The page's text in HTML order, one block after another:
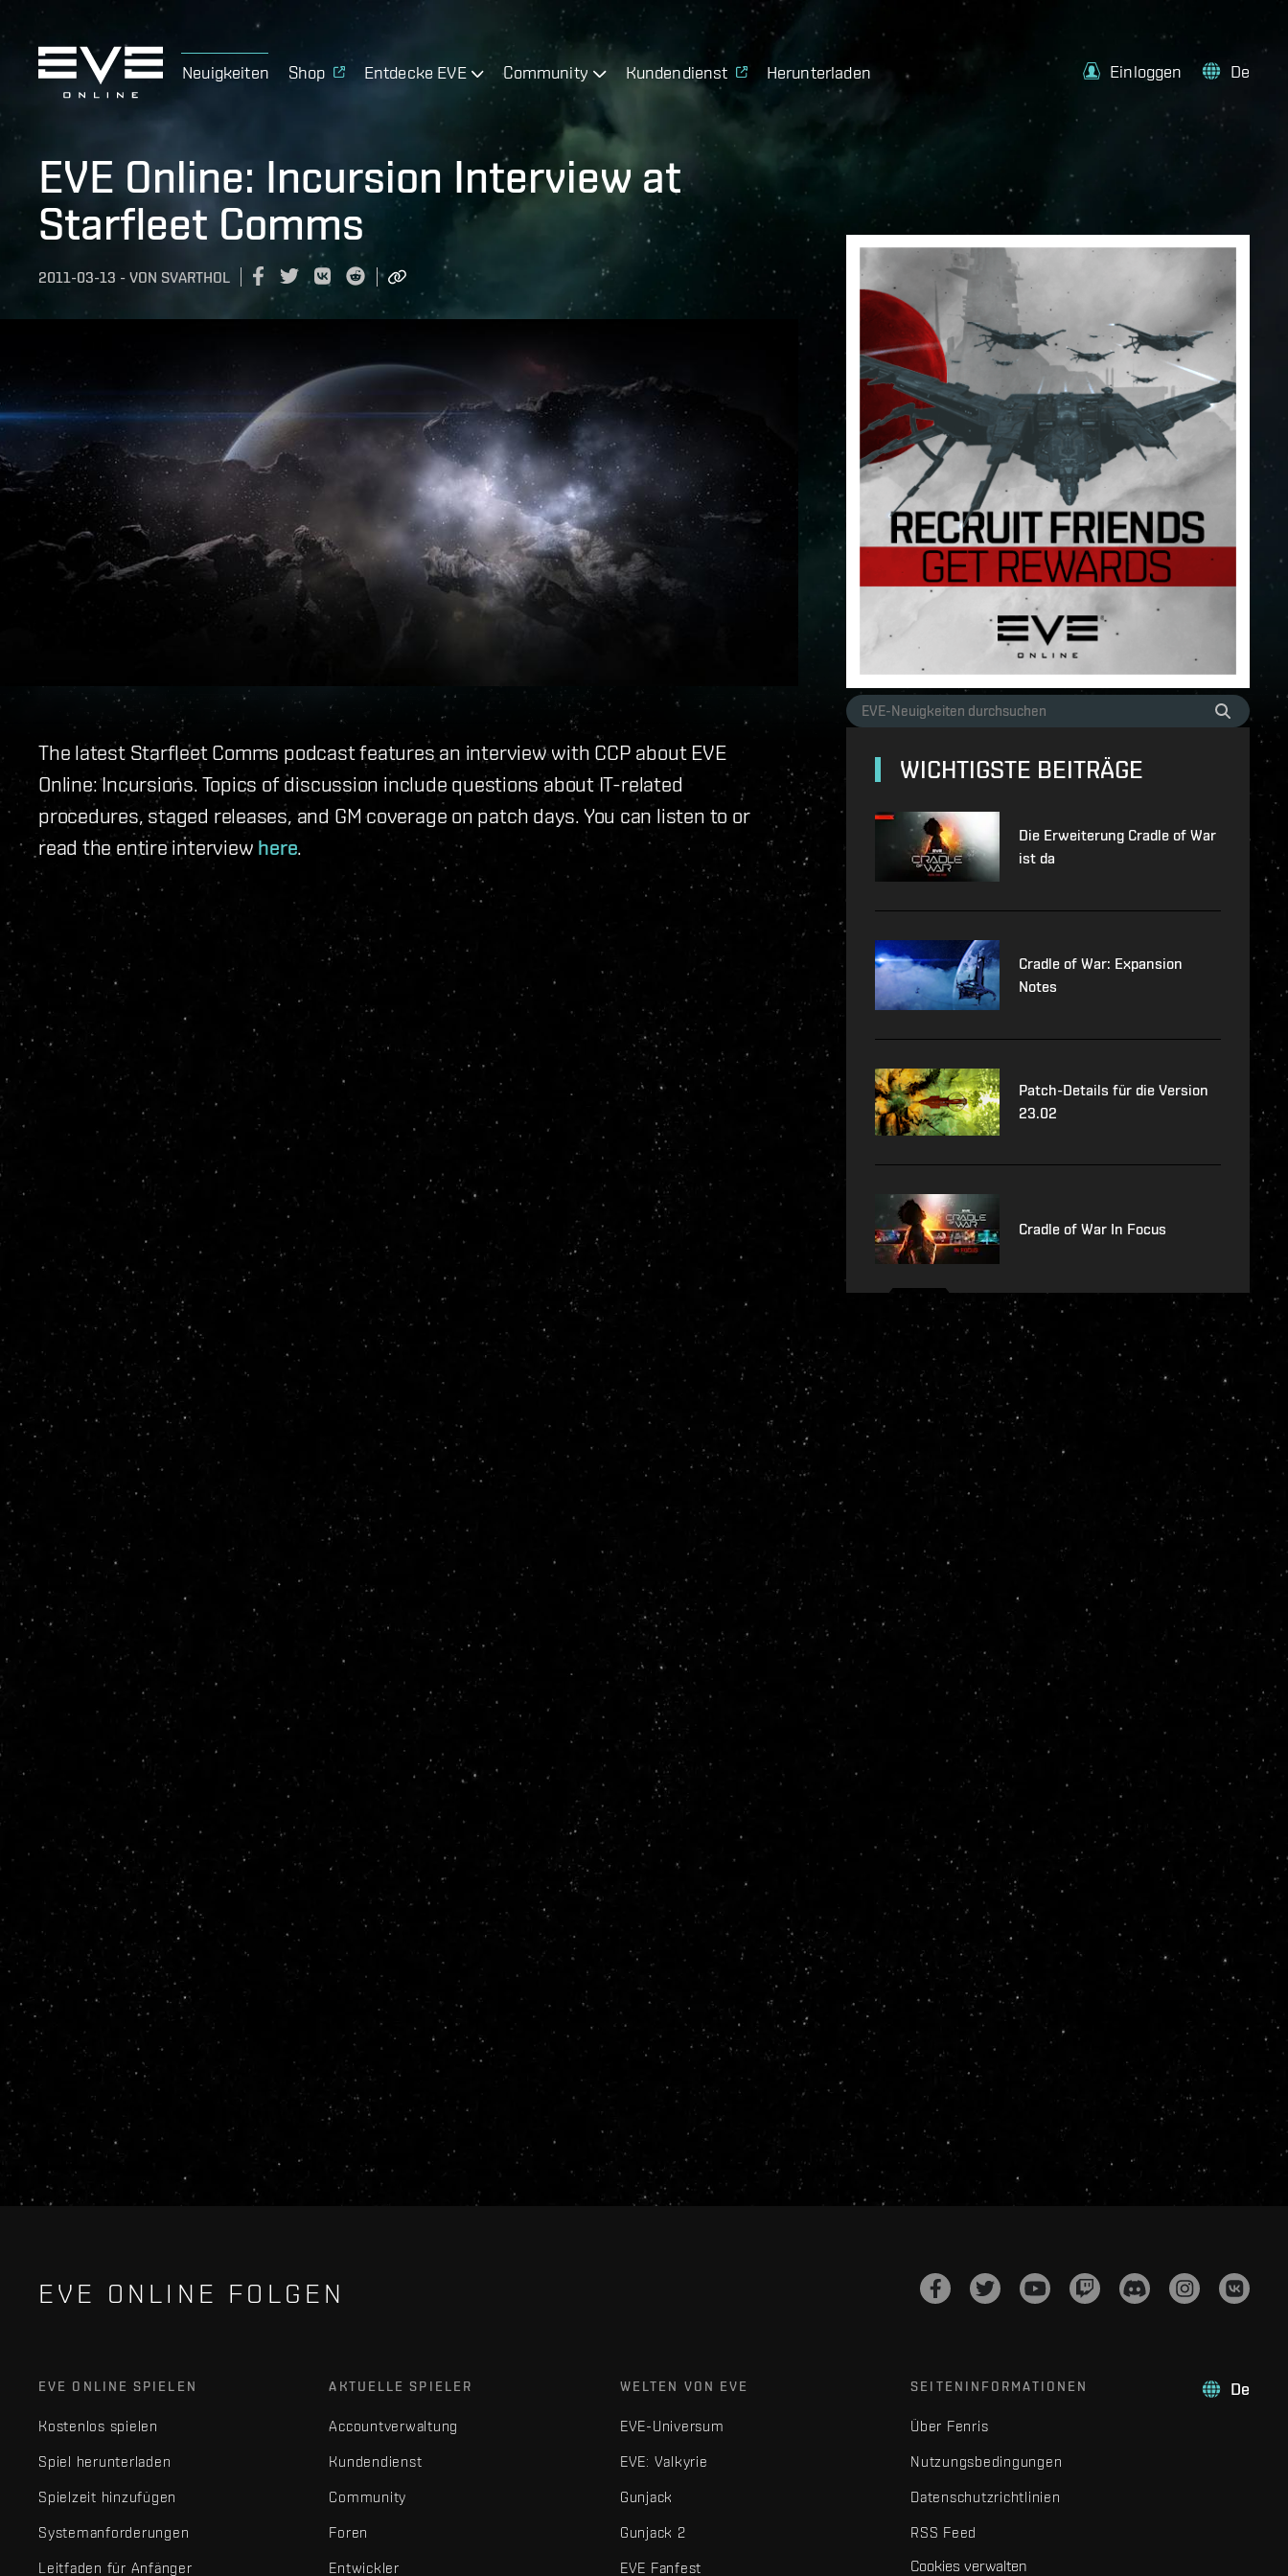
Neuigkeiten Shop Entdecke EVE Community Kundendienst Herunterladen Einloggen De
EVE Online: Incursion Interview at
Starfleet Comms
2011-03-13 - VON SVARTHOL
The latest Starfleet Comms podcast features an interview with CCP about EVE
Online: Incursions. Topics of discussion include questions about IT-related
procedures, staged releases, and GM coverage on patch days. You can listen to or
read the entire interview here.
WICHTIGSTE BEITRÄGE
Die Erweiterung Cradle of War
ist da
Cradle of War: Expansion
Notes
Patch-Details für die Version
23.02
Cradle of War In Focus
EVE ONLINE FOLGEN
De
EVE ONLINE SPIELEN
Kostenlos spielen
Spiel herunterladen
Spielzeit hinzufügen
Systemanforderungen
Leitfaden für Anfänger
AKTUELLE SPIELER
Accountverwaltung
Kundendienst
Community
Foren
Entwickler
WELTEN VON EVE
EVE-Universum
EVE: Valkyrie
Gunjack
Gunjack 2
EVE Fanfest
SEITENINFORMATIONEN
Über Fenris
Nutzungsbedingungen
Datenschutzrichtlinien
RSS Feed
Cookies verwalten